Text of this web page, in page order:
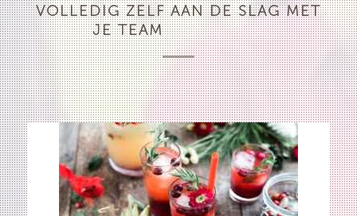
VOLLEDIG ZELF AAN DE SLAG MET
JE TEAM